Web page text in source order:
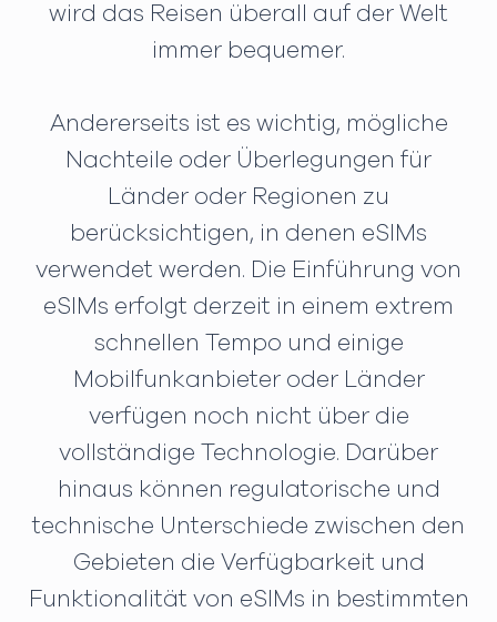
wird das Reisen überall auf der Welt
immer bequemer.
Andererseits ist es wichtig, mögliche
Nachteile oder Überlegungen für
Länder oder Regionen zu
berücksichtigen, in denen eSIMs
verwendet werden. Die Einführung von
eSIMs erfolgt derzeit in einem extrem
schnellen Tempo und einige
Mobilfunkanbieter oder Länder
verfügen noch nicht über die
vollständige Technologie. Darüber
hinaus können regulatorische und
technische Unterschiede zwischen den
Gebieten die Verfügbarkeit und
Funktionalität von eSIMs in bestimmten